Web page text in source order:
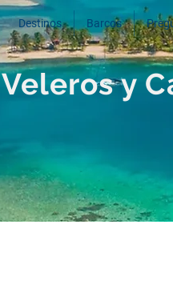
Destinos Barcos
Veleros y